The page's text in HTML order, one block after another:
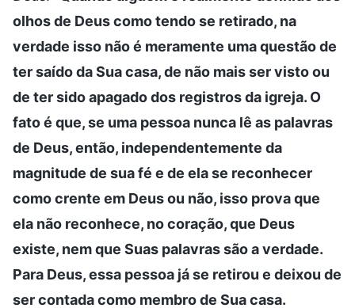
olhos de Deus como tendo se retirado, na
verdade isso não é meramente uma questão de
ter saído da Sua casa, de não mais ser visto ou
de ter sido apagado dos registros da igreja. O
fato é que, se uma pessoa nunca lê as palavras
de Deus, então, independentemente da
magnitude de sua fé e de ela se reconhecer
como crente em Deus ou não, isso prova que
ela não reconhece, no coração, que Deus
existe, nem que Suas palavras são a verdade.
Para Deus, essa pessoa já se retirou e deixou de
ser contada como membro de Sua casa.